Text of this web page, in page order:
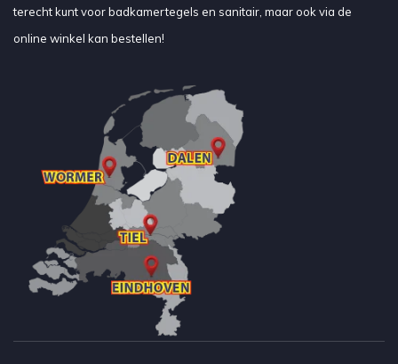
terecht kunt voor badkamertegels en sanitair, maar ook via de
online winkel kan bestellen!